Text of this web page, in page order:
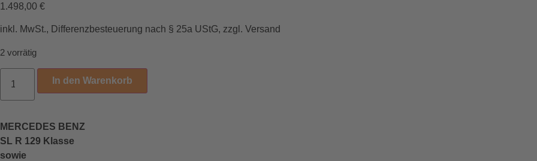
1.498,00 €
inkl. MwSt., Differenzbesteuerung nach § 25a UStG, zzgl. Versand
2 vorrätig
In den Warenkorb
MERCEDES BENZ
SL R 129 Klasse
sowie